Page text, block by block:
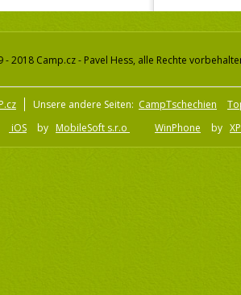
2018 Camp.cz - Pavel Hess, alle Rechte
Unsere andere Seiten: CampTschechien
iOS by MobileSoft s.r.o WinPhone by